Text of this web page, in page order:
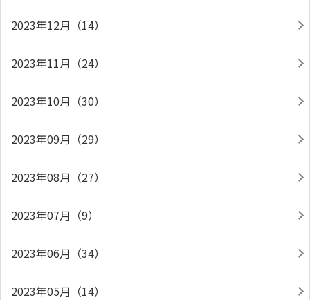
2023年12月（14）
2023年11月（24）
2023年10月（30）
2023年09月（29）
2023年08月（27）
2023年07月（9）
2023年06月（34）
2023年05月（14）